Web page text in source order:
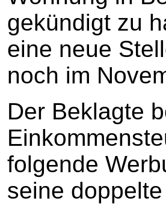
gekündigt zu
eine neue
noch im
Der Beklagte
folgende
seine